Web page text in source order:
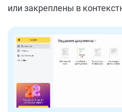
или закреплены в